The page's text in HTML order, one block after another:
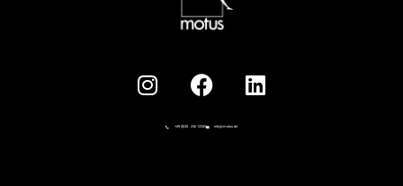
+49 (0)30 - 236 12345 info@motus.de